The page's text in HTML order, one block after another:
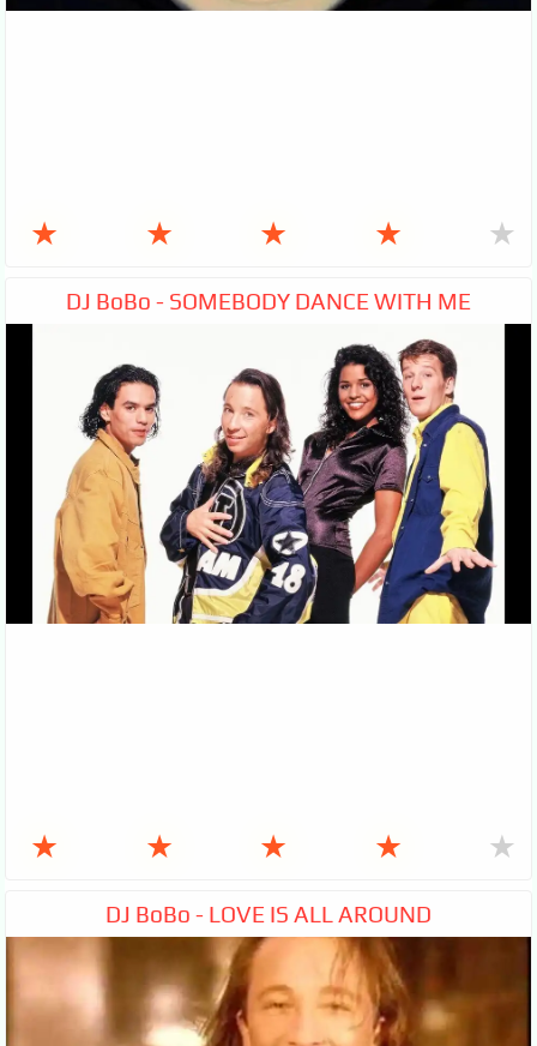
★ ★ ★ ★ ★
DJ BoBo - SOMEBODY DANCE WITH ME
★ ★ ★ ★ ★
DJ BoBo - LOVE IS ALL AROUND